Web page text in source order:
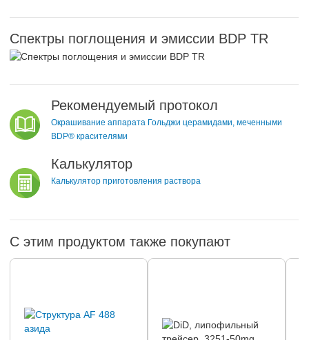
Спектры поглощения и эмиссии BDP TR
Рекомендуемый протокол
Окрашивание аппарата Гольджи церамидами, меченными
BDP® красителями
Калькулятор
Калькулятор приготовления раствора
С этим продуктом также покупают